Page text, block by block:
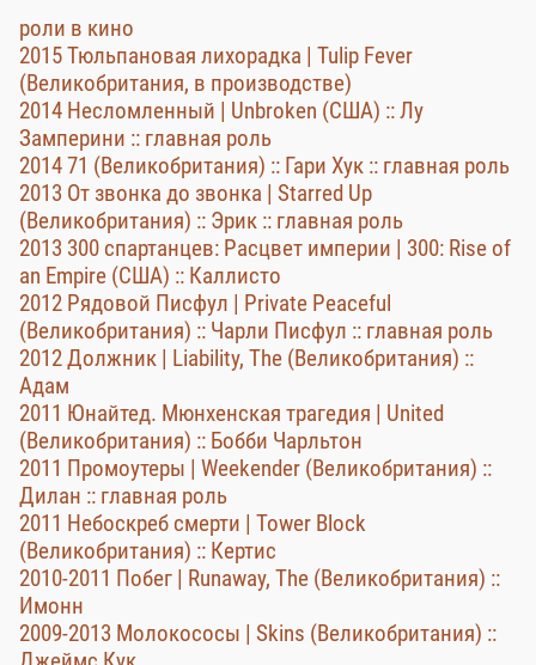
роли в кино
2015 Тюльпановая лихорадка | Tulip Fever
(Великобритания, в производстве)
2014 Несломленный | Unbroken (США) :: Лу
Замперини :: главная роль
2014 71 (Великобритания) :: Гари Хук :: главная роль
2013 От звонка до звонка | Starred Up
(Великобритания) :: Эрик :: главная роль
2013 300 спартанцев: Расцвет империи | 300: Rise of
an Empire (США) :: Каллисто
2012 Рядовой Писфул | Private Peaceful
(Великобритания) :: Чарли Писфул :: главная роль
2012 Должник | Liability, The (Великобритания) ::
Адам
2011 Юнайтед. Мюнхенская трагедия | United
(Великобритания) :: Бобби Чарльтон
2011 Промоутеры | Weekender (Великобритания) ::
Дилан :: главная роль
2011 Небоскреб смерти | Tower Block
(Великобритания) :: Кертис
2010-2011 Побег | Runaway, The (Великобритания) ::
Имонн
2009-2013 Молокососы | Skins (Великобритания) ::